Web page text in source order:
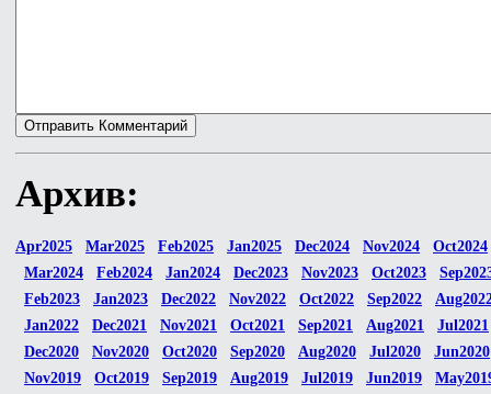
Архив:
Apr2025 Mar2025 Feb2025 Jan2025 Dec2024 Nov2024
Oct2024
Mar2024
Feb2024 Jan2024 Dec2023 Nov2023 Oct2023
Feb2023
Jan2023 Dec2022 Nov2022 Oct2022 Sep2022
Jan2022
Dec2021 Nov2021 Oct2021 Sep2021 Aug2021
Jul2021
Dec2020
Nov2020 Oct2020 Sep2020 Aug2020 Jul2020
Jun2020
Nov2019
Oct2019 Sep2019 Aug2019 Jul2019 Jun2019